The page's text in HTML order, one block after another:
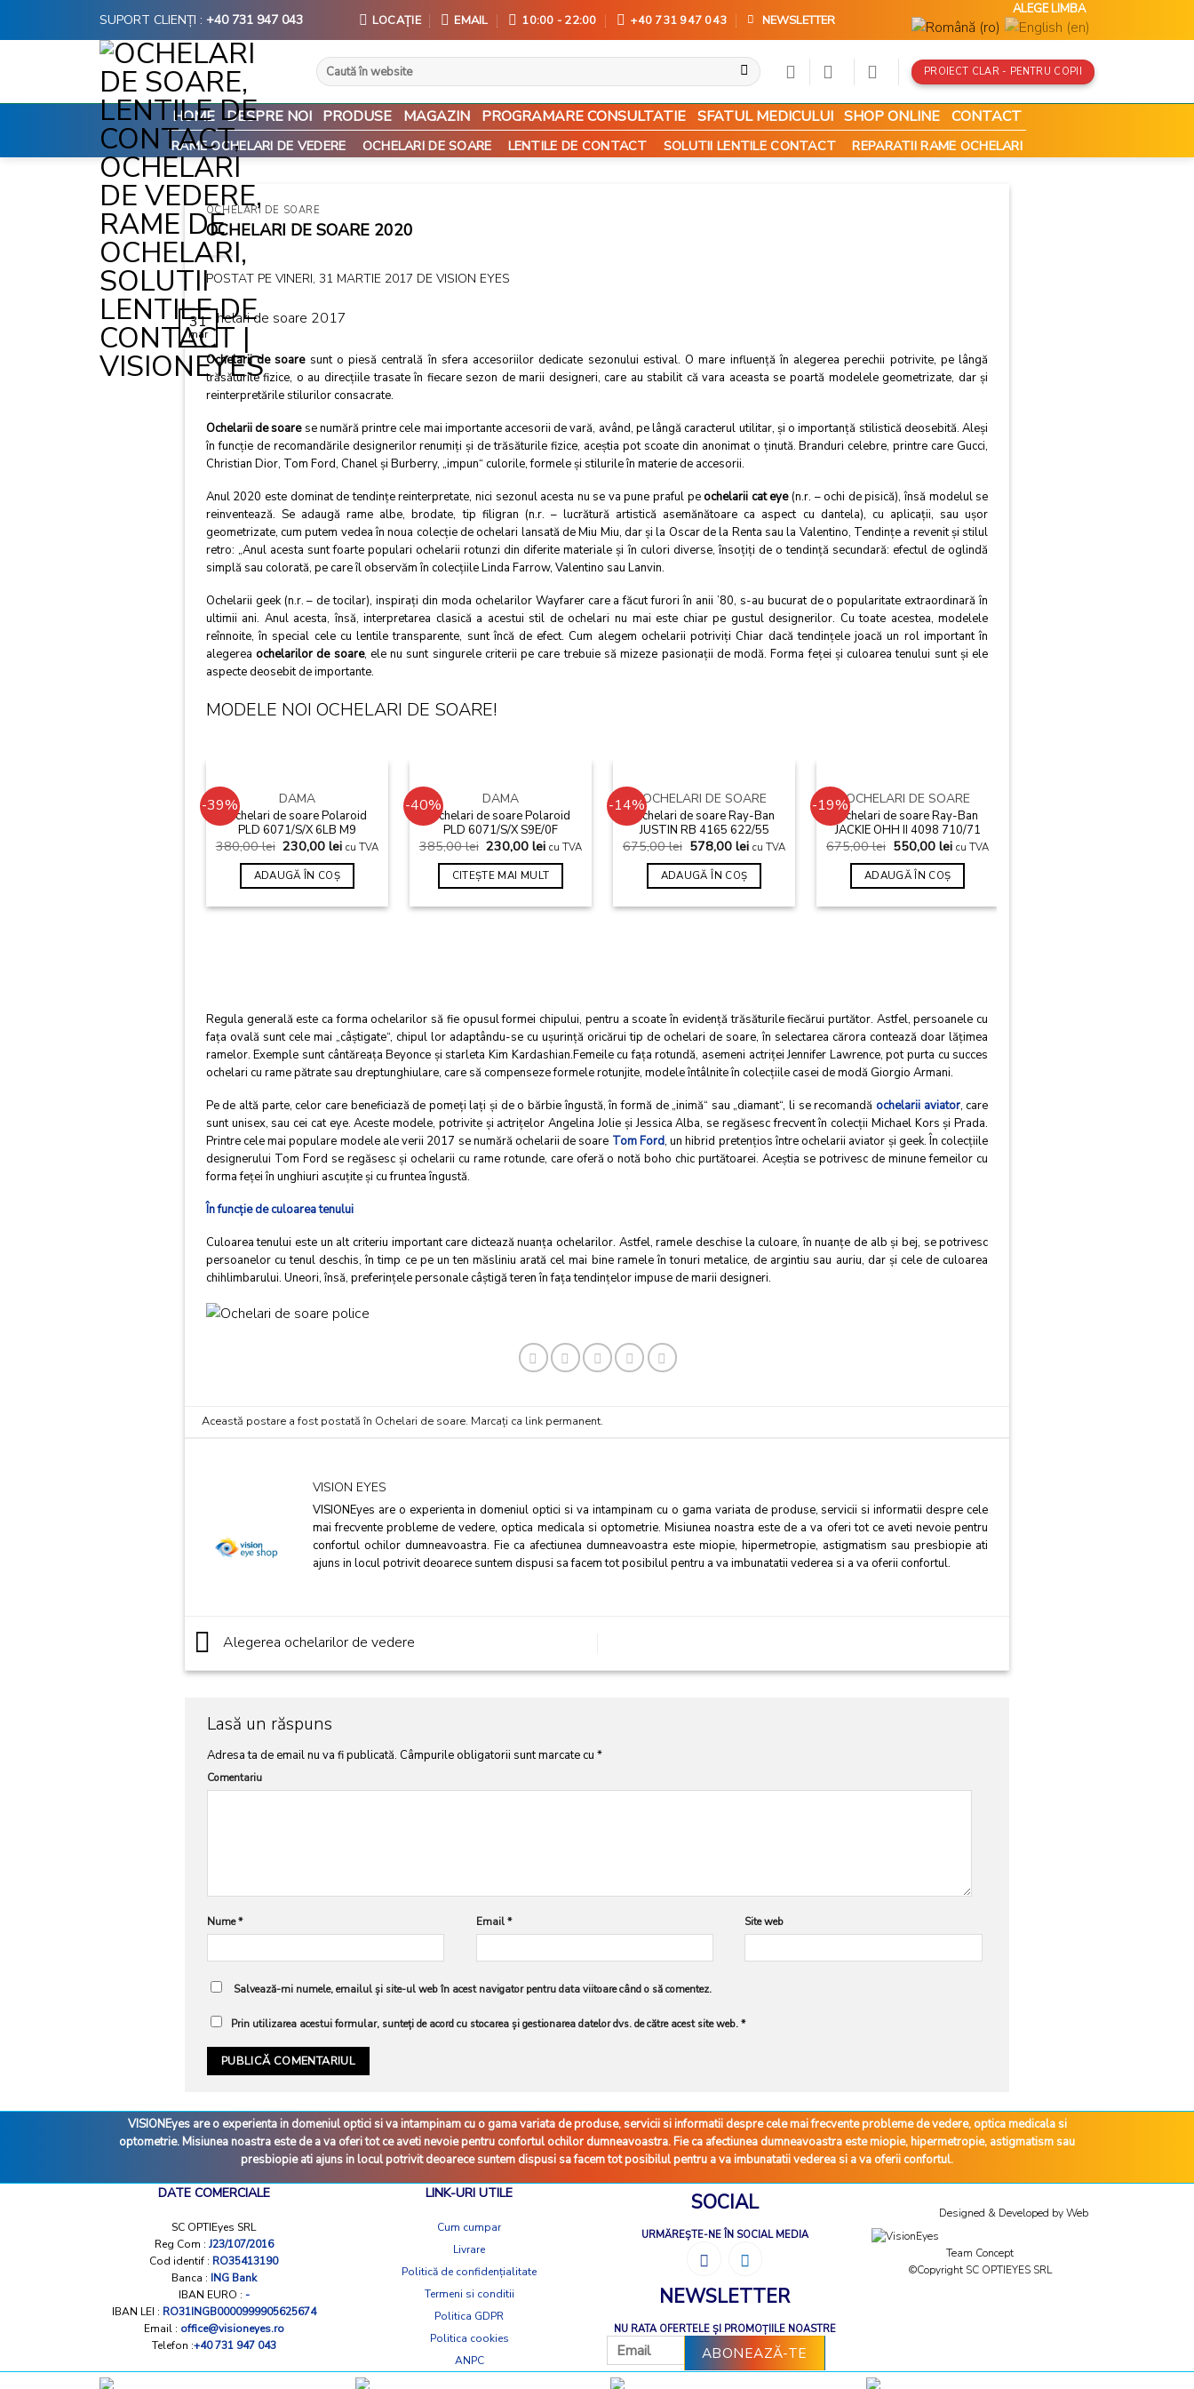
SUPORT CLIENȚI : +40 731 947 043 LOCAȚIE EMAIL 10:00 - 22:00 +40 731 947 043 NEWSLETTER
ALEGE LIMBA
Caută
după:
PROIECT CLAR - PENTRU COPII
HOME DESPRE NOI PRODUSE MAGAZIN PROGRAMARE CONSULTATIE SFATUL MEDICULUI SHOP ONLINE CONTACT
RAME OCHELARI DE VEDERE OCHELARI DE SOARE LENTILE DE CONTACT SOLUTII LENTILE CONTACT REPARATII RAME OCHELARI
OCHELARI DE SOARE
OCHELARI DE SOARE 2020
POSTAT PE VINERI, 31 MARTIE 2017 DE VISION EYES
31
mar
Ochelarii de soaresunt o piesă centrală în sfera accesoriilor dedicate sezonului estival. O mare influenţă în alegerea perechii potrivite, pe lângă
trăsăturile fizice, o au direcţiile trasate în fiecare sezon de marii designeri, care au stabilit că vara aceasta se poartă modelele geometrizate, dar şi
reinterpretările stilurilor consacrate.
Ochelarii de soarese numără printre cele mai importante accesorii de vară, având, pe lângă caracterul utilitar, şi o importanţă stilistică deosebită. Aleşi
în funcţie de recomandările designerilor renumiţi şi de trăsăturile fizice, aceştia pot scoate din anonimat o ţinută. Branduri celebre, printre care Gucci,
Christian Dior, Tom Ford, Chanel şi Burberry, „impun“ culorile, formele şi stilurile în materie de accesorii.
Anul 2020 este dominat de tendinţe reinterpretate, nici sezonul acesta nu se va pune praful peochelarii cat eye(n.r. – ochi de pisică), însă modelul se
reinventează. Se adaugă rame albe, brodate, tip filigran (n.r. – lucrătură artistică asemănătoare ca aspect cu dantela), cu aplicaţii, sau uşor
geometrizate, cum putem vedea în noua colecţie de ochelari lansată de Miu Miu, dar şi la Oscar de la Renta sau la Valentino, Tendinţe a revenit şi stilul
retro: „Anul acesta sunt foarte populari ochelarii rotunzi din diferite materiale şi în culori diverse, însoţiţi de o tendinţă secundară: efectul de oglindă
simplă sau colorată, pe care îl observăm în colecţiile Linda Farrow, Valentino sau Lanvin.
Ochelarii geek (n.r. – de tocilar), inspiraţi din moda ochelarilor Wayfarer care a făcut furori în anii ’80, s-au bucurat de o popularitate extraordinară în
ultimii ani. Anul acesta, însă, interpretarea clasică a acestui stil de ochelari nu mai este chiar pe gustul designerilor. Cu toate acestea, modelele
reînnoite, în special cele cu lentile transparente, sunt încă de efect. Cum alegem ochelarii potriviţi Chiar dacă tendinţele joacă un rol important în
alegereaochelarilor de soare, ele nu sunt singurele criterii pe care trebuie să mizeze pasionaţii de modă. Forma feţei şi culoarea tenului sunt şi ele
aspecte deosebit de importante.
MODELE NOI OCHELARI DE SOARE!
-39%
Add to wishlist
DAMA
Ochelari de soare Polaroid
PLD 6071/S/X 6LB M9
380,00lei 230,00lei cu TVA
ADAUGĂ ÎN COȘ
-40%
Add to wishlist
STOC EPUIZAT
DAMA
Ochelari de soare Polaroid
PLD 6071/S/X S9E/0F
385,00lei 230,00lei cu TVA
CITEȘTE MAI MULT
-14%
Add to wishlist
OCHELARI DE SOARE
Ochelari de soare Ray-Ban
JUSTIN RB 4165 622/55
675,00lei 578,00lei cu TVA
ADAUGĂ ÎN COȘ
-19%
Add to wishlist
OCHELARI DE SOARE
Ochelari de soare Ray-Ban
JACKIE OHH II 4098 710/71
675,00lei 550,00lei cu TVA
ADAUGĂ ÎN COȘ
Regula generală este ca forma ochelarilor să fie opusul formei chipului, pentru a scoate în evidenţă trăsăturile fiecărui purtător. Astfel, persoanele cu
faţa ovală sunt cele mai „câştigate“, chipul lor adaptându-se cu uşurinţă oricărui tip de ochelari de soare, în selectarea cărora contează doar lăţimea
ramelor. Exemple sunt cântăreaţa Beyonce şi starleta Kim Kardashian.Femeile cu faţa rotundă, asemeni actriţei Jennifer Lawrence, pot purta cu succes
ochelari cu rame pătrate sau dreptunghiulare, care să compenseze formele rotunjite, modele întâlnite în colecţiile casei de modă Giorgio Armani.
Pe de altă parte, celor care beneficiază de pomeţi laţi şi de o bărbie îngustă, în formă de „inimă“ sau „diamant“, li se recomandă ochelarii aviator, care
sunt unisex, sau cei cat eye. Aceste modele, potrivite şi actriţelor Angelina Jolie şi Jessica Alba, se regăsesc frecvent în colecţii Michael Kors şi Prada.
Printre cele mai populare modele ale verii 2017 se numără ochelarii de soare Tom Ford, un hibrid pretenţios între ochelarii aviator şi geek. În colecţiile
designerului Tom Ford se regăsesc şi ochelarii cu rame rotunde, care oferă o notă boho chic purtătoarei. Aceştia se potrivesc de minune femeilor cu
forma feţei în unghiuri ascuţite şi cu fruntea îngustă.
În funcţie de culoarea tenului
Culoarea tenului este un alt criteriu important care dictează nuanţa ochelarilor. Astfel, ramele deschise la culoare, în nuanţe de alb şi bej, se potrivesc
persoanelor cu tenul deschis, în timp ce pe un ten măsliniu arată cel mai bine ramele în tonuri metalice, de argintiu sau auriu, dar şi cele de culoarea
chihlimbarului. Uneori, însă, preferinţele personale câştigă teren în faţa tendinţelor impuse de marii designeri.
Această postare a fost postată în Ochelari de soare. Marcați ca link permanent.
VISION EYES
VISIONEyes are o experienta in domeniul optici si va intampinam cu o gama variata de produse, servicii si informatii despre cele
mai frecvente probleme de vedere, optica medicala si optometrie. Misiunea noastra este de a va oferi tot ce aveti nevoie pentru
confortul ochilor dumneavoastra. Fie ca afectiunea dumneavoastra este miopie, hipermetropie, astigmatism sau presbiopie ati
ajuns in locul potrivit deoarece suntem dispusi sa facem tot posibilul pentru a va imbunatatii vederea si a va oferii confortul.
Alegerea ochelarilor de vedere
Lasă un răspuns
Adresa ta de email nu va fi publicată. Câmpurile obligatorii sunt marcate cu *
Comentariu
Nume* Email* Site web
Salvează-mi numele, emailul și site-ul web în acest navigator pentru data viitoare când o să comentez.
Prin utilizarea acestui formular, sunteți de acord cu stocarea și gestionarea datelor dvs. de către acest site web.*
VISIONEyes are o experienta in domeniul optici si va intampinam cu o gama variata de produse, servicii si informatii despre cele mai frecvente probleme de vedere, optica medicala si
optometrie. Misiunea noastra este de a va oferi tot ce aveti nevoie pentru confortul ochilor dumneavoastra. Fie ca afectiunea dumneavoastra este miopie, hipermetropie, astigmatism sau
presbiopie ati ajuns in locul potrivit deoarece suntem dispusi sa facem tot posibilul pentru a va imbunatatii vederea si a va oferii confortul.
DATE COMERCIALE
SC OPTIEyes SRL
Reg Com : J23/107/2016
Cod identif : RO35413190
Banca : ING Bank
IBAN EURO : -
IBAN LEI : RO31INGB0000999905625674
Email : office@visioneyes.ro
Telefon :+40 731 947 043
LINK-URI UTILE
Cum cumpar
Livrare
Politică de confidențialitate
Termeni si conditii
Politica GDPR
Politica cookies
ANPC
SOCIAL
URMĂREȘTE-NE ÎN SOCIAL MEDIA
NEWSLETTER
NU RATA OFERTELE ȘI PROMOȚIILE NOASTRE
Designed & Developed byWeb
Team Concept
©Copyright SC OPTIEYES SRL